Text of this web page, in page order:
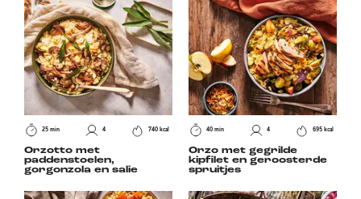
25 min 4 740 kcal
Orzotto met
paddenstoelen,
gorgonzola en salie
40 min 4 695 kcal
Orzo met gegrilde
kipfilet en geroosterde
spruitjes